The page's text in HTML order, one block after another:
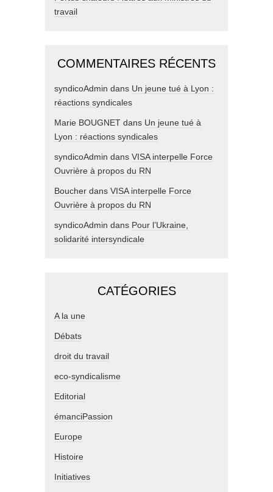
travail
COMMENTAIRES RÉCENTS
syndicoAdmin dans Un jeune tué à Lyon :
réactions syndicales
Marie BOUGNET dans Un jeune tué à
Lyon : réactions syndicales
syndicoAdmin dans VISA interpelle Force
Ouvrière à propos du RN
Boucher dans VISA interpelle Force
Ouvrière à propos du RN
syndicoAdmin dans Pour l’Ukraine,
solidarité intersyndicale
CATÉGORIES
A la une
Débats
droit du travail
eco-syndicalisme
Editorial
émanciPassion
Europe
Histoire
Initiatives